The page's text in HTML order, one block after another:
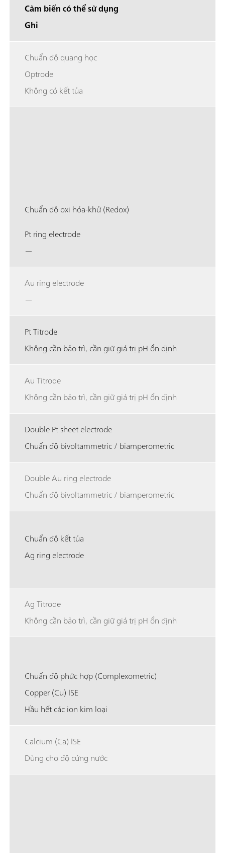
Cảm biến có thể sử dụng
Ghi
Chuẩn độ quang học
Optrode
Không có kết tủa
Chuẩn độ oxi hóa-khử (Redox)
Pt ring electrode
—
Au ring electrode
—
Pt Titrode
Không cần bảo trì, cần giữ giá trị pH ổn định
Au Titrode
Không cần bảo trì, cần giữ giá trị pH ổn định
Double Pt sheet electrode
Chuẩn độ bivoltammetric / biamperometric
Double Au ring electrode
Chuẩn độ bivoltammetric / biamperometric
Chuẩn độ kết tủa
Ag ring electrode
Ag Titrode
Không cần bảo trì, cần giữ giá trị pH ổn định
Chuẩn độ phức hợp (Complexometric)
Copper (Cu) ISE
Hầu hết các ion kim loại
Calcium (Ca) ISE
Dùng cho độ cứng nước